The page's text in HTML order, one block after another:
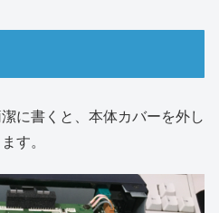
に書くと、本体カバーを外し
す。